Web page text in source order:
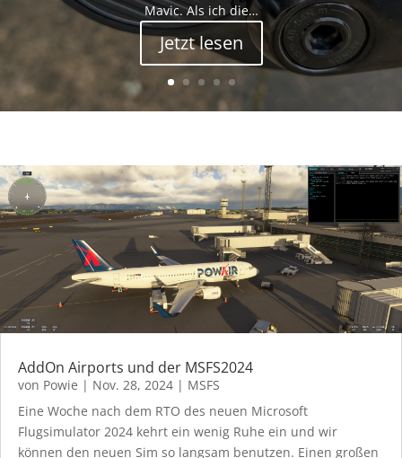
Mavic. Als ich die…
Jetzt lesen
AddOn Airports und der MSFS2024
von Powie | Nov. 28, 2024 | MSFS
Eine Woche nach dem RTO des neuen Microsoft
Flugsimulator 2024 kehrt ein wenig Ruhe ein und wir
können den neuen Sim so langsam benutzen. Einen großen